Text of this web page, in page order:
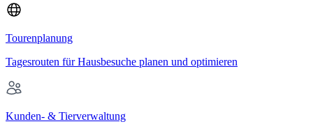
Tourenplanung
Tagesrouten für Hausbesuche planen und optimieren
Kunden- & Tierverwaltung